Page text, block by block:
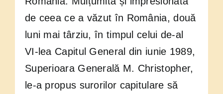
de ceea ce a văzut în România, două
luni mai târziu, în timpul celui de-al
VI-lea Capitul General din iunie 1989,
Superioara Generală M. Christopher,
le-a propus surorilor capitulare să